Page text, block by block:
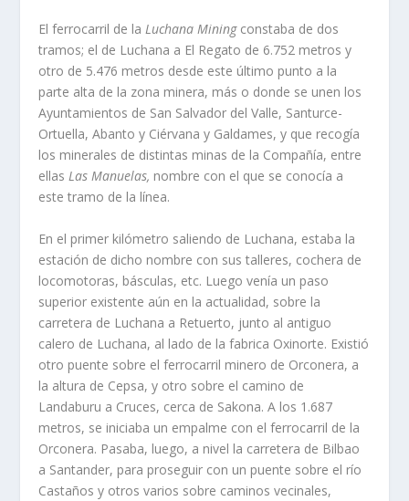
El ferrocarril de laLuchana Mining constaba de dos
tramos; el de Luchana a El Regato de 6.752 metros y
otro de 5.476 metros desde este último punto a la
parte alta de la zona minera, más o donde se unen los
Ayuntamientos de San Salvador del Valle, Santurce-
Ortuella, Abanto y Ciérvana y Galdames, y que recogí­a
los minerales de distintas minas de la Compañí­a, entre
ellasLas Manuelas, nombre con el que se conocí­a a
este tramo de la lí­nea.
En el primer kilómetro saliendo de Luchana, estaba la
estación de dicho nombre con sus talle­res, cochera de
locomotoras, básculas, etc. Luego vení­a un paso
superior existente aún en la actuali­dad, sobre la
carretera de Luchana a Retuerto, junto al antiguo
calero de Luchana, al lado de la fabrica Oxinorte. Existió
otro puente sobre el fe­rrocarril minero de Orconera, a
la altura de Cep­sa, y otro sobre el camino de
Landaburu a Cruces, cerca de Sakona. A los 1.687
metros, se iniciaba un empalme con el ferrocarril de la
Orconera. Pa­saba, luego, a nivel la carretera de Bilbao
a San­tander, para proseguir con un puente sobre el rí­o
Castaños y otros varios sobre caminos vecinales,